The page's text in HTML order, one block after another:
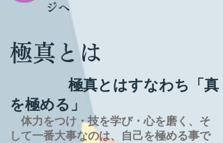
ジへ
極真とは
極真とはすなわち「真
を極める」
体力をつけ・技を学び・心を磨く、そ
して一番大事なのは、自己を極める事で